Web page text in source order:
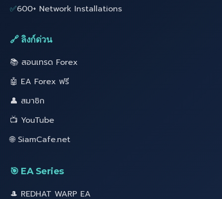
✅600+ Network Installations
🔗 ลิงก์ด่วน
📚 สอนเทรด Forex
🤖 EA Forex ฟรี
👤 สมาชิก
📺 YouTube
🌐 SiamCafe.net
🎯 EA Series
🎩 REDHAT WARP EA